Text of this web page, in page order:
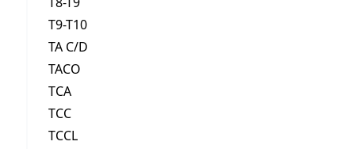
T9-T10
TA C/D
TACO
TCA
TCC
TCCL